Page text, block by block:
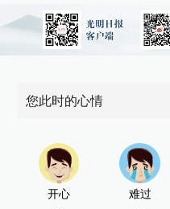
您此时的心情
开心 难过